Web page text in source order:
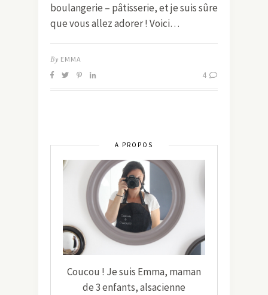
boulangerie – pâtisserie, et je suis sûre
que vous allez adorer ! Voici…
By EMMA
4
A PROPOS
Coucou ! Je suis Emma, maman
de 3 enfants, alsacienne